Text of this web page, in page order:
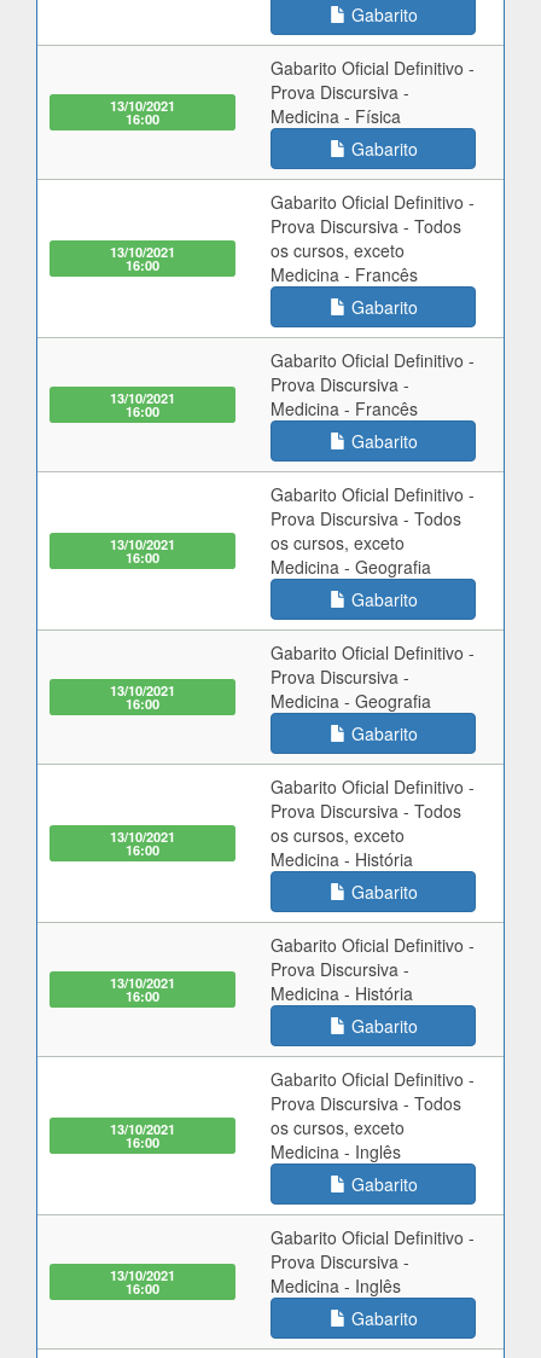
Gabarito
13/10/2021
16:00
Gabarito Oficial Definitivo -
Prova Discursiva -
Medicina - Física
Gabarito
13/10/2021
16:00
Gabarito Oficial Definitivo -
Prova Discursiva - Todos
os cursos, exceto
Medicina - Francês
Gabarito
13/10/2021
16:00
Gabarito Oficial Definitivo -
Prova Discursiva -
Medicina - Francês
Gabarito
13/10/2021
16:00
Gabarito Oficial Definitivo -
Prova Discursiva - Todos
os cursos, exceto
Medicina - Geografia
Gabarito
13/10/2021
16:00
Gabarito Oficial Definitivo -
Prova Discursiva -
Medicina - Geografia
Gabarito
13/10/2021
16:00
Gabarito Oficial Definitivo -
Prova Discursiva - Todos
os cursos, exceto
Medicina - História
Gabarito
13/10/2021
16:00
Gabarito Oficial Definitivo -
Prova Discursiva -
Medicina - História
Gabarito
13/10/2021
16:00
Gabarito Oficial Definitivo -
Prova Discursiva - Todos
os cursos, exceto
Medicina - Inglês
Gabarito
13/10/2021
16:00
Gabarito Oficial Definitivo -
Prova Discursiva -
Medicina - Inglês
Gabarito